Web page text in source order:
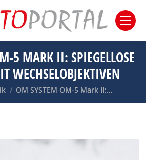
5 MARK II: SPIEGELLOSE
WECHSELOBJEKTIVEN
sich hier:
OM SYSTEM OM-5 Mark II:…